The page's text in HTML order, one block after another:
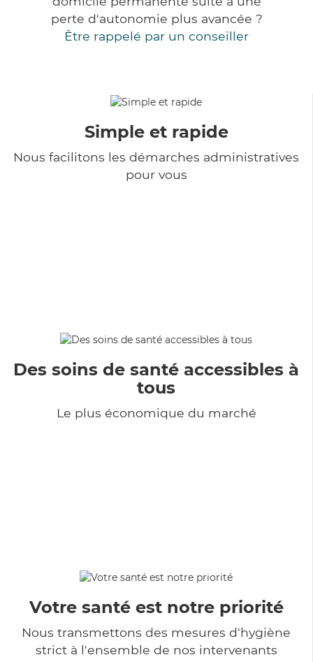
perte d'autonomie plus avancée ?
Être rappelé par un conseiller
Simple et rapide
Nous facilitons les démarches administratives
pour vous
Des soins de santé accessibles à
tous
Le plus économique du marché
Votre santé est notre priorité
Nous transmettons des mesures d'hygiène
strict à l'ensemble de nos intervenants